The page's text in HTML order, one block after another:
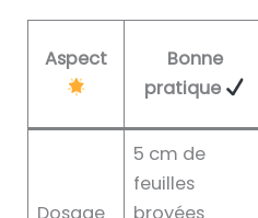
Aspect
Bonne
pratique
5 cm de
feuilles